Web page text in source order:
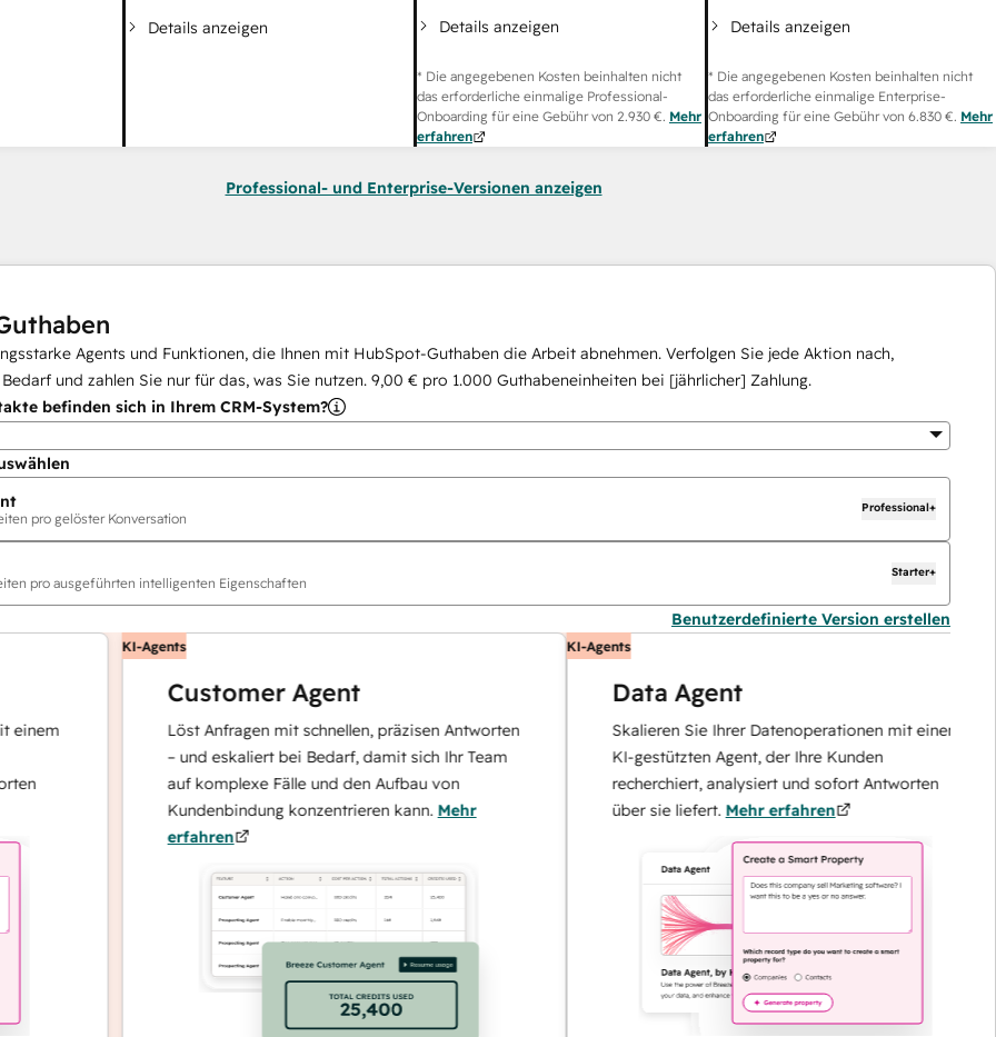
Details anzeigen Details anzeigen
* Die angegebenen Kosten beinhalten nicht
das erforderliche einmalige Professional-
Onboarding für eine Gebühr von 2.930 €. Mehr
erfahren
Details anzeigen
* Die angegebenen Kosten beinhalten nicht
das erforderliche einmalige Enterprise-
Onboarding für eine Gebühr von 6.830 €. Mehr
erfahren
Professional- und Enterprise-Versionen anzeigen
Agents und Funktionen, die Ihnen mit HubSpot-Guthaben die Arbeit abnehmen. Verfolgen Sie jede Aktion nach,
und zahlen Sie nur für das, was Sie nutzen. 9,00 € pro 1.000 Guthabeneinheiten bei [jährlicher] Zahlung.
befinden sich in Ihrem CRM-System?
pro gelöster Konversation
Professional+
pro ausgeführten intelligenten Eigenschaften
Starter+
Benutzerdefinierte Version erstellen
KI-Agents
Customer Agent
Löst Anfragen mit schnellen, präzisen Antworten
– und eskaliert bei Bedarf, damit sich Ihr Team
auf komplexe Fälle und den Aufbau von
Kundenbindung konzentrieren kann.Mehr
erfahren
KI-Agents
Data Agent
Skalieren Sie Ihrer Datenoperationen mit einem
KI-gestützten Agent, der Ihre Kunden
recherchiert, analysiert und sofort Antworten
über sie liefert.Mehr erfahren